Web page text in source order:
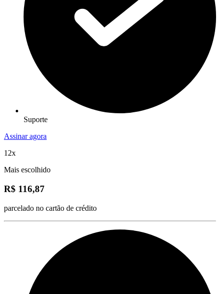
Suporte
Assinar agora
12x
Mais escolhido
R$ 116,87
parcelado no cartão de crédito